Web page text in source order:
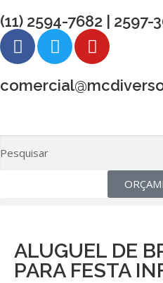
(11) 2594-7682 | 2597-
ALUGUEL DE
PARA FESTA